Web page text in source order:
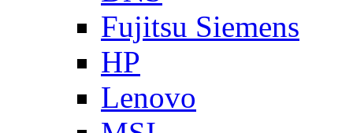
Fujitsu Siemens
HP
Lenovo